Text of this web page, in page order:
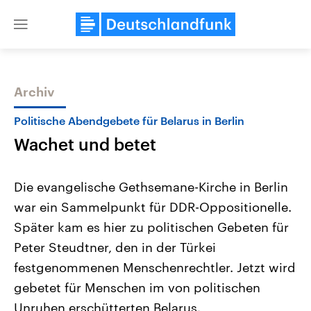
Close
Themen
Landtagswahl Sachsen-Anhalt
2026
Alle Informationen
Sachsen-Anhalt wählt am 6.
September 2026 einen neuen
Landtag. Seit 2021 wird das
Bundesland von einer Koalition aus
USA
Aktuelle Beiträge,
Hintergründe
Wirtschaftlich und
gehören die Vereinigten
den mächtigsten Ländern
mit großem Einfluss auf
Archiv
Politische Abendgebete für Belarus in Berlin
Wachet und betet
Die evangelische Gethsemane-Kirche in Berlin
war ein Sammelpunkt für DDR-Oppositionelle.
Später kam es hier zu politischen Gebeten für
Peter Steudtner, den in der Türkei
festgenommenen Menschenrechtler. Jetzt wird
gebetet für Menschen im von politischen
Unruhen erschütterten Belarus.